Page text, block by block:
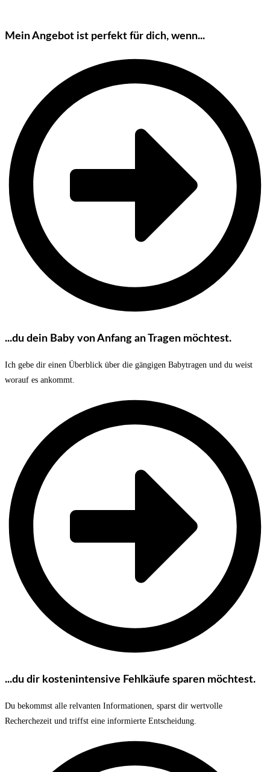
Mein Angebot ist perfekt für dich, wenn...
...du dein Baby von Anfang an Tragen möchtest.
Ich gebe dir einen Überblick über die gängigen Babytragen und du weist
worauf es ankommt.
...du dir kostenintensive Fehlkäufe sparen möchtest.
Du bekommst alle relvanten Informationen, sparst dir wertvolle
Recherchezeit und triffst eine informierte Entscheidung.